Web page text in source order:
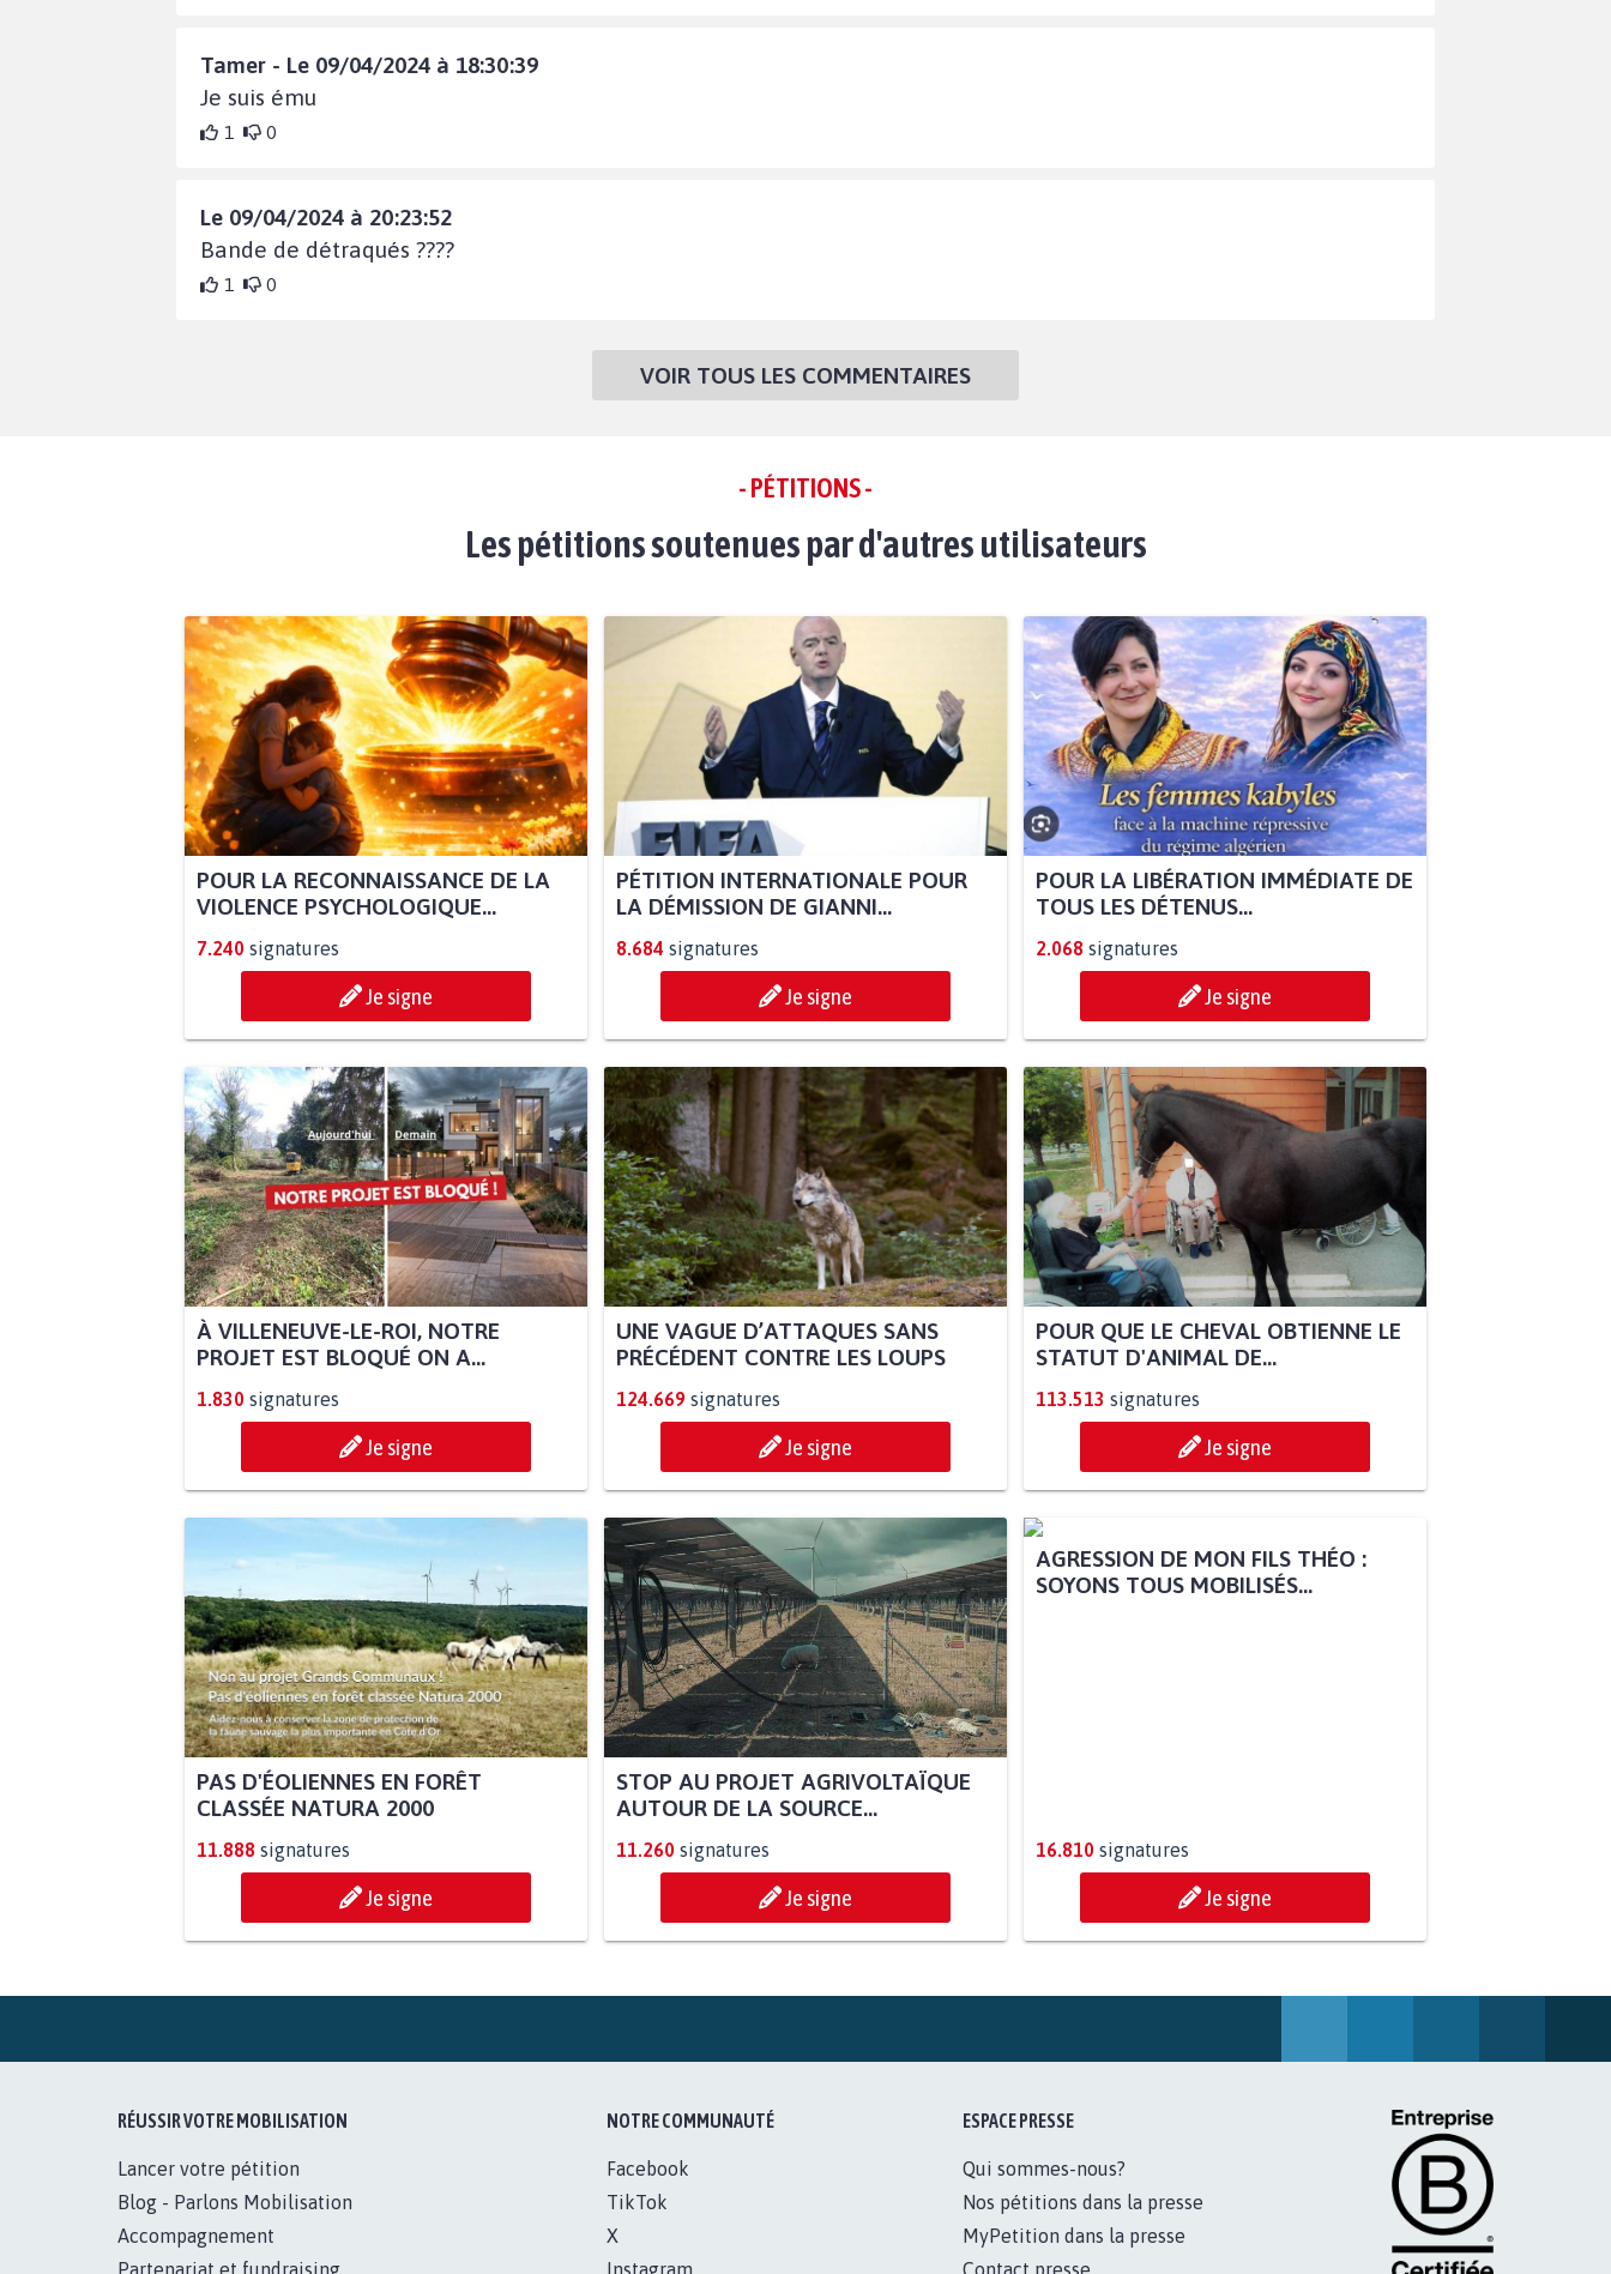
Tamer - Le 09/04/2024 à 18:30:39
Je suis ému
1 0
Le 09/04/2024 à 20:23:52
Bande de détraqués ????
1 0
VOIR TOUS LES COMMENTAIRES
- PÉTITIONS -
Les pétitions soutenues par d'autres utilisateurs
POUR LA RECONNAISSANCE DE LA
VIOLENCE PSYCHOLOGIQUE...
7.240 signatures
Je signe
PÉTITION INTERNATIONALE POUR
LA DÉMISSION DE GIANNI...
8.684 signatures
Je signe
POUR LA LIBÉRATION IMMÉDIATE DE
TOUS LES DÉTENUS...
2.068 signatures
Je signe
À VILLENEUVE-LE-ROI, NOTRE
PROJET EST BLOQUÉ ON A...
1.830 signatures
Je signe
UNE VAGUE D’ATTAQUES SANS
PRÉCÉDENT CONTRE LES LOUPS
124.669 signatures
Je signe
POUR QUE LE CHEVAL OBTIENNE LE
STATUT D'ANIMAL DE...
113.513 signatures
Je signe
PAS D'ÉOLIENNES EN FORÊT
CLASSÉE NATURA 2000
11.888 signatures
Je signe
STOP AU PROJET AGRIVOLTAÏQUE
AUTOUR DE LA SOURCE...
11.260 signatures
Je signe
16.810 signatures
Je signe
RÉUSSIR VOTRE MOBILISATION
Lancer votre pétition
Blog - Parlons Mobilisation
Accompagnement
Partenariat et fundraising
NOTRE COMMUNAUTÉ
Facebook
TikTok
X
Instagram
ESPACE PRESSE
Qui sommes-nous?
Nos pétitions dans la presse
MyPetition dans la presse
Contact presse